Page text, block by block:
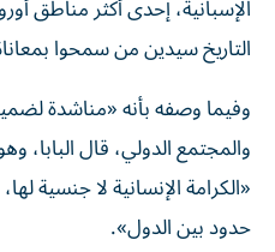
الإسبانية، إحدى أكثر مناطق
التاريخ سيدين من سمحوا
وفيما وصفه ​بأنه «مناشدة
والمجتمع الدولي، قال البابا،
«الكرامة الإنسانية لا جنسية
حدود بين الدول».